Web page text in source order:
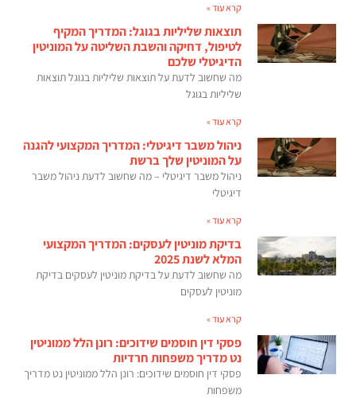
קרא עוד »
תוצאות שליליות בגוגל: המדריך המקיף
לטיפול, דחיקה והשבת השליטה על המוניטין
הדיגיטלי שלכם
מה שחשוב לדעת על תוצאות שליליות בגוגל תוצאות
שליליות בגוגל
קרא עוד »
ניהול משבר דיגיטלי: המדריך המקצועי להגנה
על המוניטין שלך ברשת
ניהול משבר דיגיטלי – מה שחשוב לדעת ניהול משבר
דיגיטלי
קרא עוד »
בדיקת מוניטין לעסקים: המדריך המקצועי
המלא לשנת 2025
מה שחשוב לדעת על בדיקת מוניטין לעסקים בדיקת
מוניטין לעסקים
קרא עוד »
פסקי דין חוסמים שידוכים: רונן הלל ממוניטין
נט מדריך משפחות חרדיות
פסקי דין חוסמים שידוכים: רונן הלל ממוניטין נט מדריך
משפחות